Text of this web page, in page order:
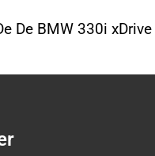
De BMW 330i